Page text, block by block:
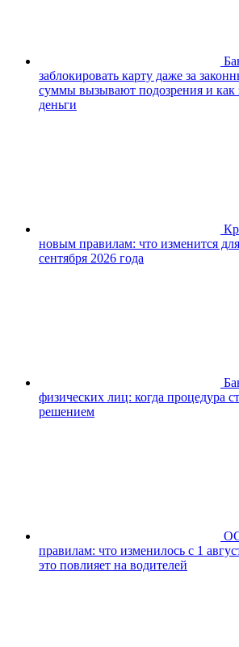
заблокировать карту даже за
суммы вызывают подозрения и как
деньги
новым правилам: что изменится
сентября 2026 года
физических лиц: когда процедура
решением
правилам: что изменилось с 1
это повлияет на водителей